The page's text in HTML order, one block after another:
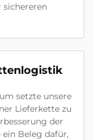
sichereren
setzte unsere
Lieferkette zu
der
Beleg dafür,